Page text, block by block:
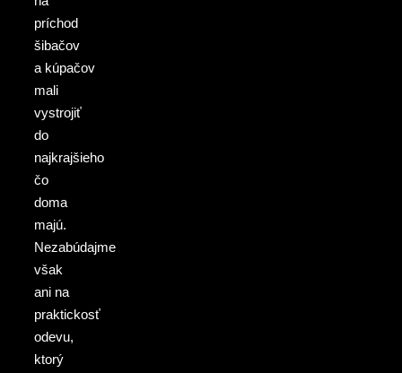
príchod
šibačov
a kúpačov
mali
vystrojiť
do
najkrajšieho
čo
doma
majú.
Nezabúdajme
však
ani na
praktickosť
odevu,
ktorý